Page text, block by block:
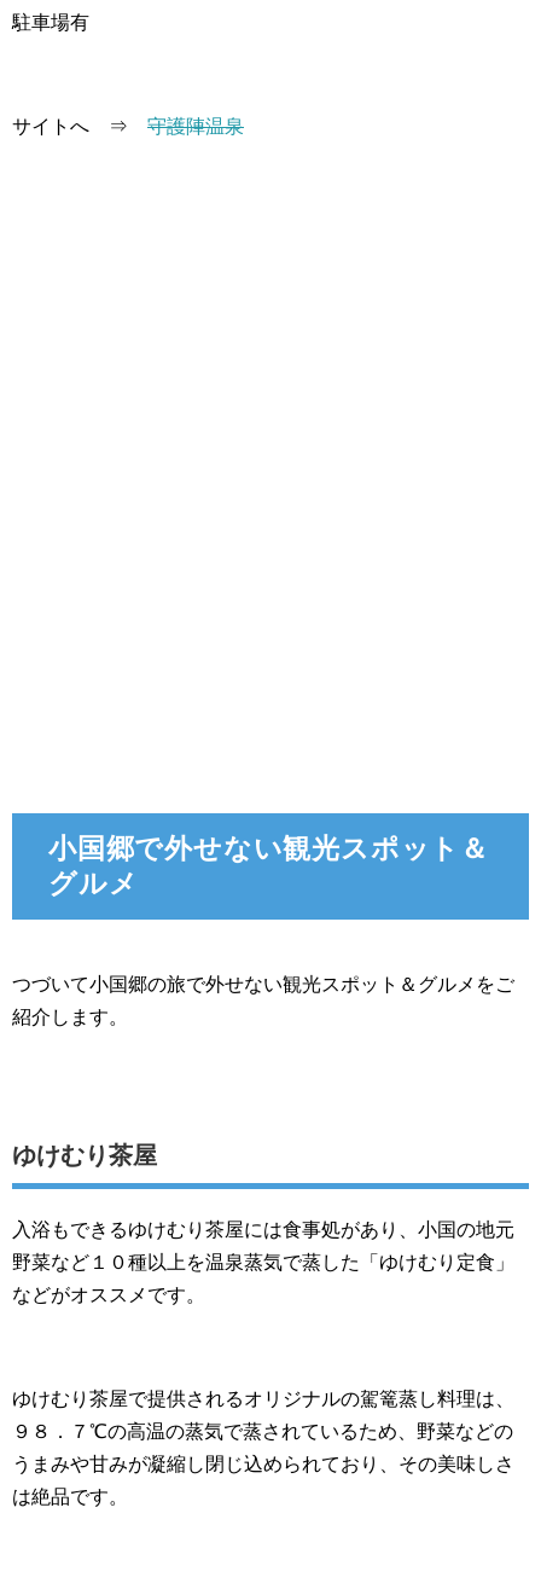
駐車場有
サイトへ ⇒ 守護陣温泉
小国郷で外せない観光スポット＆
グルメ
つづいて小国郷の旅で外せない観光スポット＆グルメをご
紹介します。
ゆけむり茶屋
入浴もできるゆけむり茶屋には食事処があり、小国の地元
野菜など１０種以上を温泉蒸気で蒸した「ゆけむり定食」
などがオススメです。
ゆけむり茶屋で提供されるオリジナルの駕篭蒸し料理は、
９８．７℃の高温の蒸気で蒸されているため、野菜などの
うまみや甘みが凝縮し閉じ込められており、その美味しさ
は絶品です。